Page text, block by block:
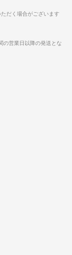
だく場合がございます
の営業日以降の発送とな